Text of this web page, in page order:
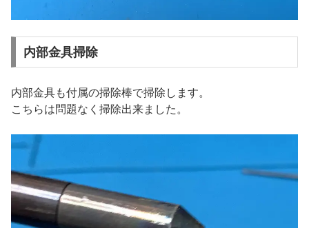
内部金具掃除
内部金具も付属の掃除棒で掃除します。
こちらは問題なく掃除出来ました。